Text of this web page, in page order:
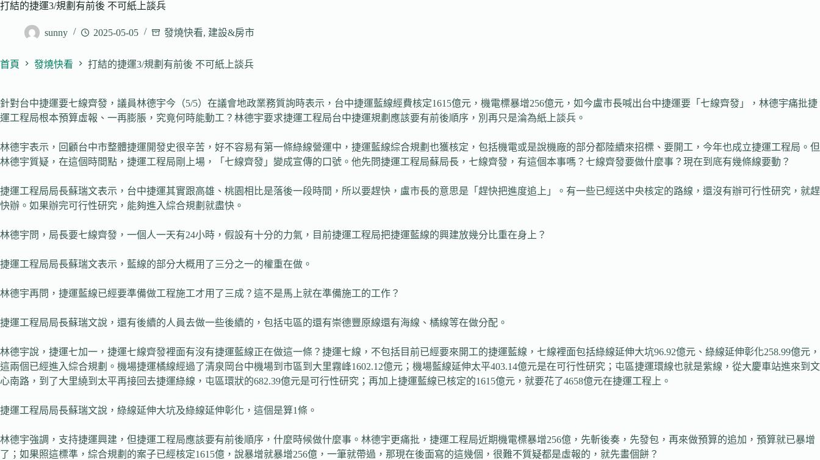
打結的捷運3/規劃有前後 不可紙上談兵
sunny 2025-05-05 發燒快看, 建設&房市
首頁 發燒快看 打結的捷運3/規劃有前後 不可紙上談兵
針對台中捷運要七線齊發，議員林德宇今（5/5）在議會地政業務質詢時表示，台中捷運藍線經費核定1615億元，機電標暴增256億元，如今盧市長喊出台中捷運要「七線齊發」，林德宇痛批捷
運工程局根本預算虛報、一再膨脹，究竟何時能動工？林德宇要求捷運工程局台中捷運規劃應該要有前後順序，別再只是淪為紙上談兵。
林德宇表示，回顧台中市整體捷運開發史很辛苦，好不容易有第一條綠線營運中，捷運藍線綜合規劃也獲核定，包括機電或是說機廠的部分都陸續來招標、要開工，今年也成立捷運工程局。但
林德宇質疑，在這個時間點，捷運工程局剛上場，「七線齊發」變成宣傳的口號。他先問捷運工程局蘇局長，七線齊發，有這個本事嗎？七線齊發要做什麼事？現在到底有幾條線要動？
捷運工程局局長蘇瑞文表示，台中捷運其實跟高雄、桃園相比是落後一段時間，所以要趕快，盧市長的意思是「趕快把進度追上」。有一些已經送中央核定的路線，還沒有辦可行性研究，就趕
快辦。如果辦完可行性研究，能夠進入綜合規劃就盡快。
林德宇問，局長要七線齊發，一個人一天有24小時，假設有十分的力氣，目前捷運工程局把捷運藍線的興建放幾分比重在身上？
捷運工程局局長蘇瑞文表示，藍線的部分大概用了三分之一的權重在做。
林德宇再問，捷運藍線已經要準備做工程施工才用了三成？這不是馬上就在準備施工的工作？
捷運工程局局長蘇瑞文說，還有後續的人員去做一些後續的，包括屯區的還有崇德豐原線還有海線、橘線等在做分配。
林德宇說，捷運七加一，捷運七線齊發裡面有沒有捷運藍線正在做這一條？捷運七線，不包括目前已經要來開工的捷運藍線，七線裡面包括綠線延伸大坑96.92億元、綠線延伸彰化258.99億元，
這兩個已經進入綜合規劃。機場捷運橘線經過了清泉岡台中機場到市區到大里霧峰1602.12億元；機場藍線延伸太平403.14億元是在可行性研究；屯區捷運環線也就是紫線，從大慶車站進來到文
心南路，到了大里繞到太平再接回去捷運綠線，屯區環狀的682.39億元是可行性研究；再加上捷運藍線已核定的1615億元，就要花了4658億元在捷運工程上。
捷運工程局局長蘇瑞文說，綠線延伸大坑及綠線延伸彰化，這個是算1條。
林德宇強調，支持捷運興建，但捷運工程局應該要有前後順序，什麼時候做什麼事。林德宇更痛批，捷運工程局近期機電標暴增256億，先斬後奏，先發包，再來做預算的追加，預算就已暴增
了；如果照這標準，綜合規劃的案子已經核定1615億，說暴增就暴增256億，一筆就帶過，那現在後面寫的這幾個，很難不質疑都是虛報的，就先畫個餅？